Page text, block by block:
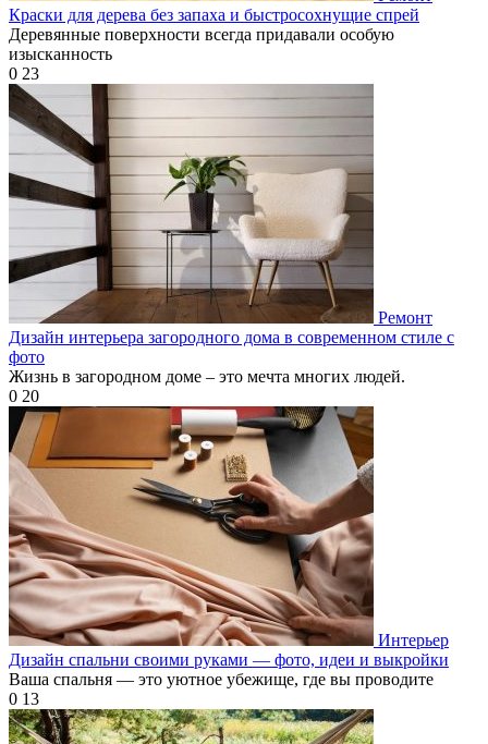
Краски для дерева без запаха и быстросохнущие спрей
Деревянные поверхности всегда придавали особую
изысканность
0 23
Ремонт
Дизайн интерьера загородного дома в современном стиле с
фото
Жизнь в загородном доме – это мечта многих людей.
0 20
Интерьер
Дизайн спальни своими руками — фото, идеи и выкройки
Ваша спальня — это уютное убежище, где вы проводите
0 13